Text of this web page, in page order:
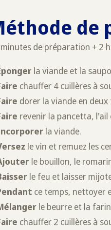
de
de préparation + 2
la viande et la
chauffer 4 cuillères à
dorer la viande en
revenir la pancetta, l'ail
la viande.
le vin et remuez les
le bouillon, le
le feu et laisser
ce temps, nettoyer
le beurre et la
chauffer 2 cuillères à